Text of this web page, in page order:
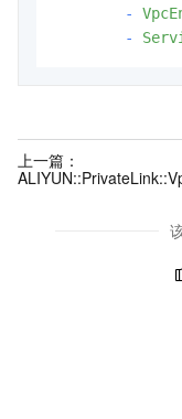
-
-
上一篇：